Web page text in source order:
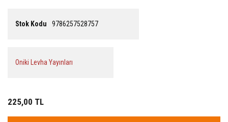
Stok Kodu 9786257528757
Oniki Levha Yayınları
225,00 TL